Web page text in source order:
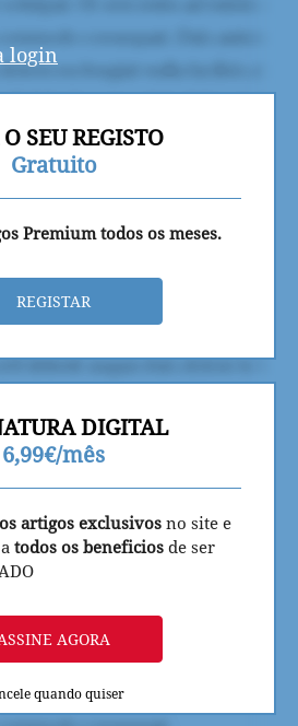
login
SEU REGISTO
Gratuito
Premium todos os meses.
REGISTAR
DIGITAL
6,99€/mês
artigos exclusivos no site e
todos os beneficios de ser
AGORA
quando quiser